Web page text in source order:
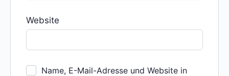
Website
Name, E-Mail-Adresse und Website in